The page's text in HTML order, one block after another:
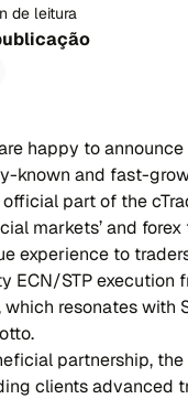
de leitura
happy to
known and fast-
official part of the
markets’ and
experience to
ECN/STP execution
resonates with
partnership, the
clients advanced